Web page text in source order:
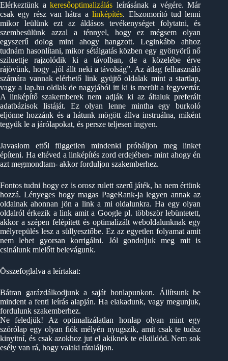
Elérkeztünk akeresőoptimalizálás leírásának a végére. Már
csak egy rész van hátra alinképítés. Elszomorító tud lenni
mikor leülünk ezt az áldásos tevékenységet folytatni, és
szembesülünk azzal a ténnyel, hogy ez mégsem olyan
egyszerű dolog mint ahogy hangzott. Leginkább ahhoz
tudnám hasonlítani, mikor sétálgatás közben egy gyönyörű nő
sziluettje rajzolódik ki a távolban, de a közelébe érve
rájövünk, hogy „jól állt neki a távolság”. Az átlag felhasználó
számára vannak elérhető link gyüjtő oldalak mint a startlap,
vagy a lap.hu oldlak de nagyjából itt ki is merült a fegyvertár.
A linképítő szakemberek nem adják ki az általuk preferált
adatbázisok listáját. Ez olyan lenne mintha egy burkoló
eljönne hozzánk és a hátunk mögött állva instruálna, miként
tegyük le a járólapokat, és persze teljesen ingyen.
Javaslom ettől független mindenki próbáljon meg linket
építeni. Ha eltéved a linképítés zord erdejében- mint ahogy én
azt megmondtam- akkor forduljon szakemberhez.
Fontos tudni hogy ez is orosz rulett szerű játék, ha nem értünk
hozzá. Lényeges hogy magas PageRank-ja legyen annak az
oldalnak ahonnan jön a link a mi oldalunkra. Ha egy olyan
oldalról érkezik a link amit a Google pl. többször lebüntetett,
akkor a szépen felépített és optimalizált weboldalunknak egy
mélyrepülés lesz a süllyesztőbe. Ez az egyetlen folyamat amit
nem lehet gyorsan korrigálni. Jól gondoljuk meg mit is
csinálunk mielőtt belevágunk.
Összefoglalva a leírtakat:
Bátran garázdálkodjunk a saját honlapunkon. Állítsunk be
mindent a fenti leírás alapján. Ha elakadunk, vagy megunjuk,
fordulunk szakemberhez.
Ne feledjük! Az optimalizálatlan honlap olyan mint egy
szórólap egy olyan fiók mélyén nyugszik, amit csak te tudsz
kinyitní, és csak azokhoz jut el akiknek te elküldöd. Nem sok
esély van rá, hogy valaki rátaláljon.